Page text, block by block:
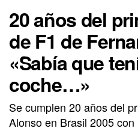
20 años del
de F1 de
«Sabía que
coche…»
Se cumplen 20 años del
Alonso en Brasil 2005 con